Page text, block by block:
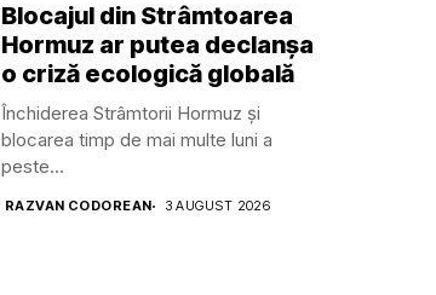
Blocajul din Strâmtoarea
Hormuz ar putea declanșa
o criză ecologică globală
Închiderea Strâmtorii Hormuz și
blocarea timp de mai multe luni a
peste...
RAZVAN CODOREAN 3 AUGUST 2026